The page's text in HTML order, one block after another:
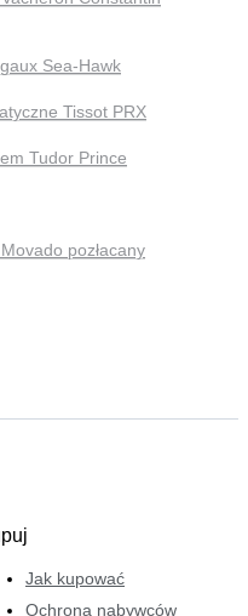
Sea-Hawk
Tissot PRX
Tudor Prince
pozłacany
Jak kupować
Ochrona nabywców